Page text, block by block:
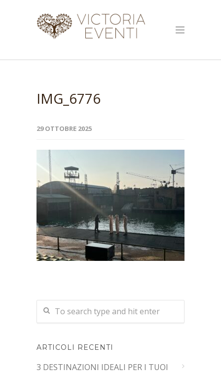
IMG_6776
29 OTTOBRE 2025
ARTICOLI RECENTI
3 DESTINAZIONI IDEALI PER I TUOI